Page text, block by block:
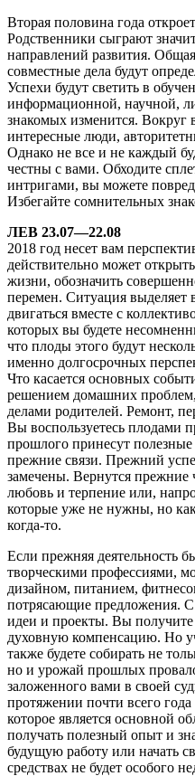
Вторая половина года
Родственники сыграют
направлений развития.
совместные дела будут
Успехи будут светить в
информационной, научной,
знакомых изменится. Вокруг
интересные люди,
Однако не все и не каждый
честны с вами. Обходите
интригами, вы можете
Избегайте сомнительных
ЛЕВ 23.07—22.08
2018 год несет вам
действительно может
жизни, обозначить
перемен. Ситуация выделяет
двигаться вместе с
которых вы будете
что плоды этого будут
именно долгосрочных
Что касается основных
решением домашних
делами родителей. Ремонт,
Вы воспользуетесь плодами
прошлого принесут
прежние связи. Прежний
замечены. Вернутся прежние
любовь и терпение или,
которые уже не нужны, но
когда-то.
Если прежняя деятельность
творческими профессиями,
дизайном, питанием,
потрясающие предложения. С
идеи и проекты. Вы
духовную компенсацию. Но
также будете собирать не
но и урожай прошлых
заложенного вами в своей
протяжении почти всего
которое является основной
получать полезный опыт и
будущую работу или начать
средствах не будет особого